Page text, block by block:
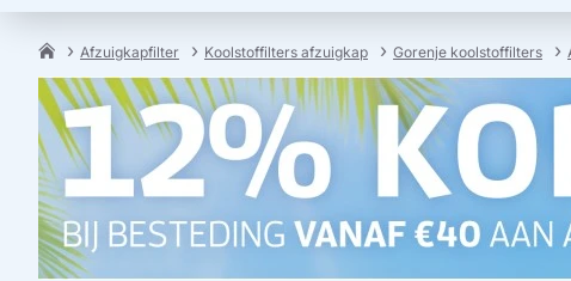
op
Afzuigkapfilter Koolstoffilters afzuigkap Gorenje koolstoffilters